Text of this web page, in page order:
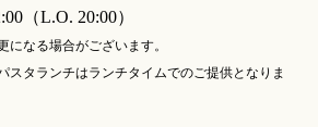
（L.O. 20:00）
なる場合がございます。
タランチはランチタイムでのご提供となりま